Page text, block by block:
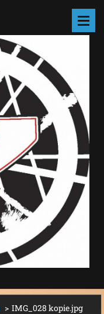
> IMG_028 kopie.jpg